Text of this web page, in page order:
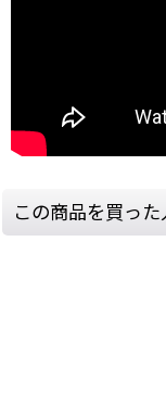
この商品を買っ